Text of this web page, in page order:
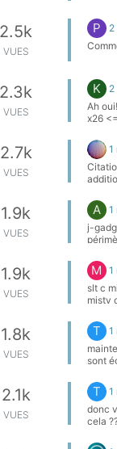
2.5k
VUES
P
2
2.3k
VUES
K
2
Ah
x26
2.7k
VUES
1
Par
site
1.9k
VUES
A
1
j-
A,
Par
je
dire
1.9k
VUES
M
1
slt c
misty
vite
1.8k
VUES
T
1
sont
2.1k
VUES
T
1
donc
cela
sortir